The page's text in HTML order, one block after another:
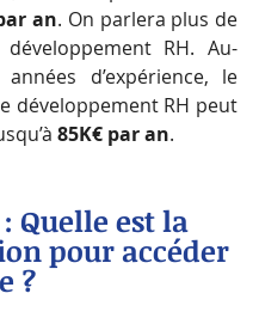
an. On parlera plus de
RH. Au-
d’expérience, le
développement RH peut
85K€ par an.
Quelle est la
pour accéder
?